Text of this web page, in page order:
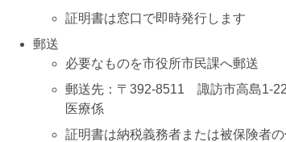
証明書は窓口で即時発行します
郵送
必要なものを市役所市民課へ郵送
郵送先：〒392-8511 諏訪市高島1-
医療係
証明書は納税義務者または被保険者